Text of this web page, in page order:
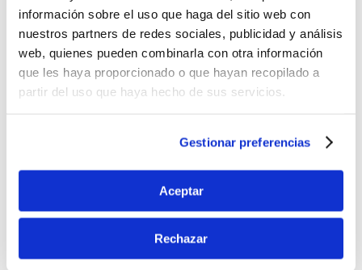
información sobre el uso que haga del sitio web con
nuestros partners de redes sociales, publicidad y análisis
web, quienes pueden combinarla con otra información
que les haya proporcionado o que hayan recopilado a
partir del uso que haya hecho de sus servicios.
Gestionar preferencias
Aceptar
Rechazar
FARMACIA GASSET 85
C. DE JOSE ORTEGA Y GASSET, 85
Warning: Undefined variable $default_sidebar_position